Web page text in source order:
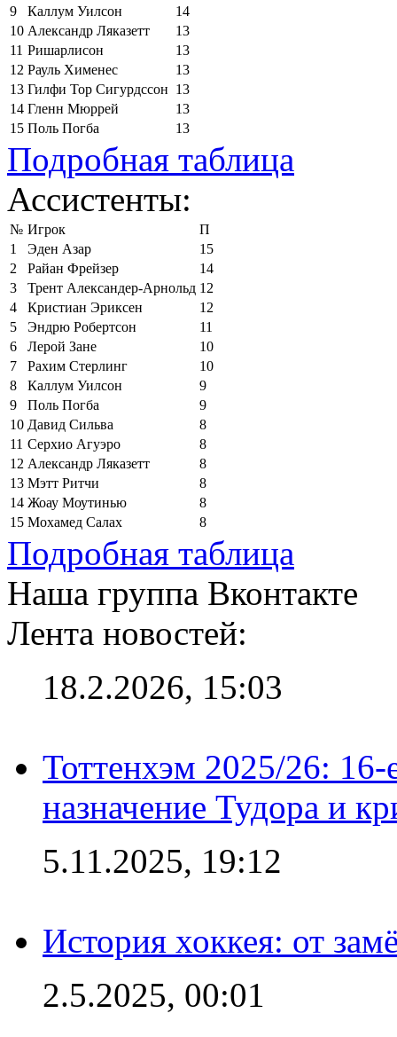
9
Каллум Уилсон
14
10 Александр Ляказетт
13
11 Ришарлисон
13
12 Рауль Хименес
13
13 Гилфи Тор Сигурдссон 13
14 Гленн Мюррей
13
15 Поль Погба 13
Подробная таблица
Ассистенты:
№ Игрок
П
1
Эден Азар
15
2
Райан Фрейзер
14
3
Трент Александер-Арнольд 12
4
Кристиан Эриксен
12
5
Эндрю Робертсон
11
6
Лерой Зане
10
7
Рахим Стерлинг
10
8
Каллум Уилсон
9
9
Поль Погба
9
10 Давид Сильва
8
11 Серхио Агуэро
8
12 Александр Ляказетт
8
13 Мэтт Ритчи
8
14 Жоау Моутинью
8
15 Мохамед Салах 8
Подробная таблица
Наша группа Вконтакте
Лента новостей:
18.2.2026, 15:03
Тоттенхэм 2025/26:
назначение Тудора и
5.11.2025, 19:12
История хоккея: от
2.5.2025, 00:01